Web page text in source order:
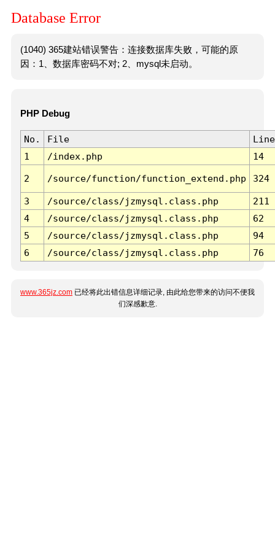
Database Error
(1040) 365建站错误警告：连接数据库失败，可能的原
因：1、数据库密码不对; 2、mysql未启动。
PHP Debug
No. File
Line
1
/index.php 14
2 /source/function/function_extend.php 324
3 /source/class/jzmysql.class.php
211
4
/source/class/jzmysql.class.php
62
5
/source/class/jzmysql.class.php
94
6
/source/class/jzmysql.class.php 76
www.365jz.com 已经将此出错信息详细记录, 由此给您带来的访问不便我
们深感歉意.